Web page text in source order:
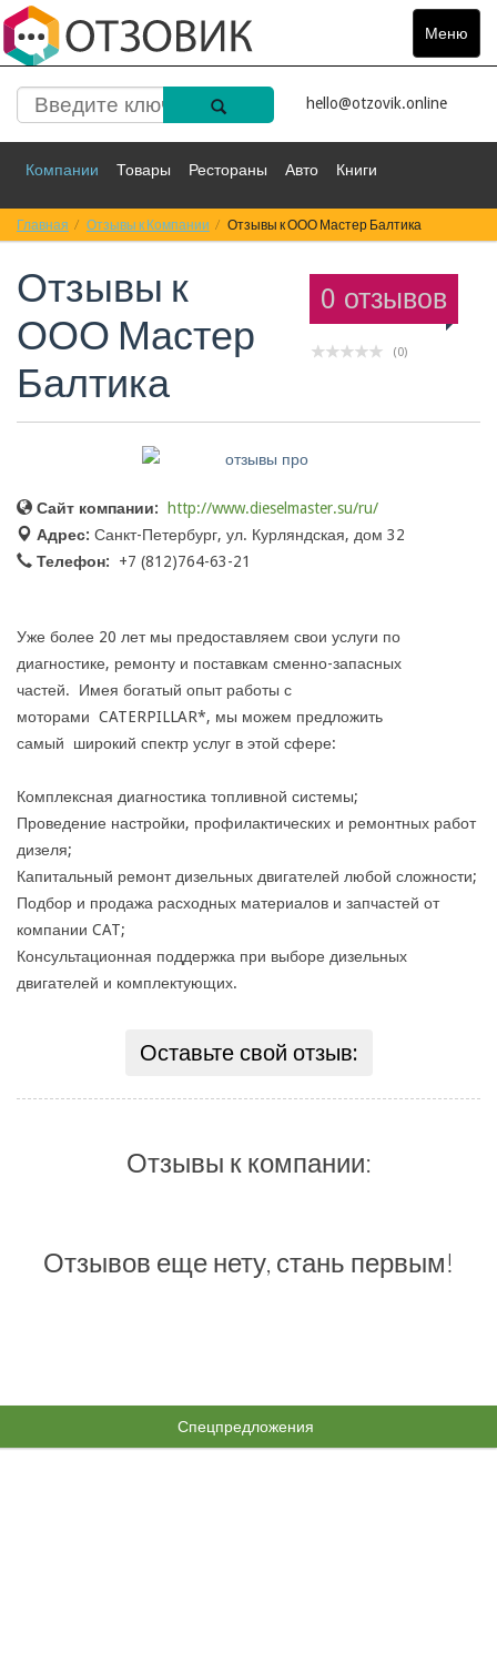
Меню
Toggle
hello@otzovik.online
Компании Товары Рестораны Авто Книги
Спорт Фильмы Деньги Путешествия
Красота Здоровье
Главная Отзывы к Компании Отзывы к ООО Мастер Балтика
0 отзывов
(0)
Отзывы к
ООО Мастер
Балтика
Сайт компании:
http://www.dieselmaster.su/ru/
Адрес: Санкт-Петербург, ул. Курляндская, дом 32
Телефон:
+7 (812)764-63-21
Уже более 20 лет мы предоставляем свои услуги по
диагностике, ремонту и поставкам сменно-запасных
частей. Имея богатый опыт работы с
моторами CATERPILLAR*, мы можем предложить
самый широкий спектр услуг в этой сфере:
Комплексная диагностика топливной системы;
Проведение настройки, профилактических и ремонтных работ
дизеля;
Капитальный ремонт дизельных двигателей любой сложности;
Подбор и продажа расходных материалов и запчастей от
компании CAT;
Консультационная поддержка при выборе дизельных
двигателей и комплектующих.
Оставьте свой отзыв:
Отзывы к компании:
Отзывов еще нету, стань первым!
Спецпредложения